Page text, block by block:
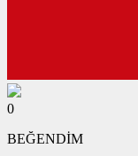
0
BEĞENDİM